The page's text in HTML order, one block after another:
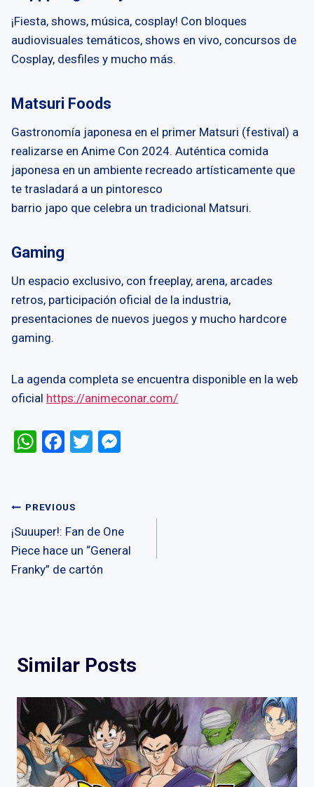
¡Fiesta, shows, música, cosplay! Con bloques
audiovisuales temáticos, shows en vivo, concursos de
Cosplay, desfiles y mucho más.
Matsuri Foods
Gastronomía japonesa en el primer Matsuri (festival) a
realizarse en Anime Con 2024. Auténtica comida
japonesa en un ambiente recreado artísticamente que
te trasladará a un pintoresco
barrio japo que celebra un tradicional Matsuri.
Gaming
Un espacio exclusivo, con freeplay, arena, arcades
retros, participación oficial de la industria,
presentaciones de nuevos juegos y mucho hardcore
gaming.
La agenda completa se encuentra disponible en la web
oficial https://animeconar.com/
W
s
A
p
p
F
b
o
o
k
T
g
er
Post
navigation
PREVIOUS
¡Suuuper!: Fan de One
Piece hace un “General
Franky” de cartón
Similar Posts